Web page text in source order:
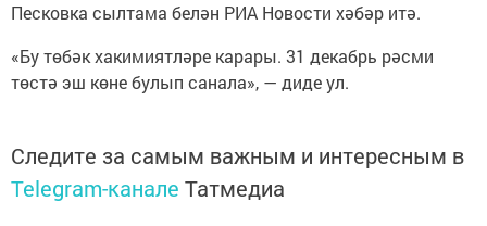
Песковка сылтама белән РИА Новости хәбәр итә.
«Бу төбәк хакимиятләре карары. 31 декабрь рәсми
төстә эш көне булып санала», — диде ул.
Следите за самым важным и интересным в
Telegram-канале Татмедиа